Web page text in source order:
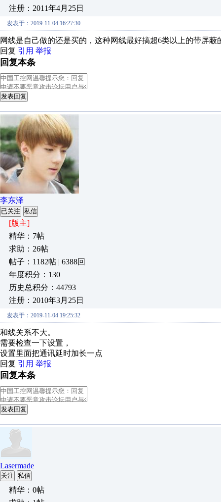
注册：2011年4月25日
发表于：2019-11-04 16:27:30
网线是自己做的还是买的，这种网线最好搞超6类以上的带屏蔽
回复 引用 举报
回复本条
发表回复
李东泽
已关注 私信
[版主]
精华：7帖
求助：26帖
帖子：1182帖 | 6388回
年度积分：130
历史总积分：44793
注册：2010年3月25日
发表于：2019-11-04 19:25:32
和线关系不大。
需要检查一下设置，
设置里面把通讯延时加长一点
回复 引用 举报
回复本条
发表回复
Lasermade
关注 私信
精华：0帖